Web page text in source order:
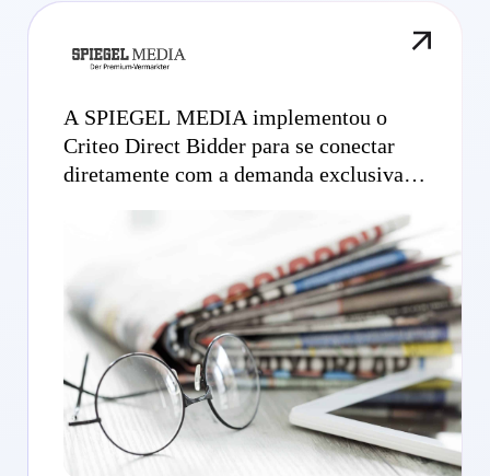
A SPIEGEL MEDIA implementou o
Criteo Direct Bidder para se conectar
diretamente com a demanda exclusiva